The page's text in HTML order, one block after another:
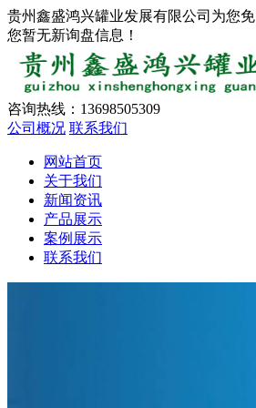
贵州鑫盛鸿兴罐业发展有限公司为您
您暂无新询盘信息！
咨询热线： 13698505309
公司概况 联系我们
网站首页
关于我们
新闻资讯
产品展示
案例展示
联系我们